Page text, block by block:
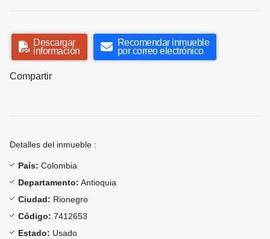
Descargar
información
Recomendar inmueble
por correo electrónico
Compartir
Detalles del inmueble :
País: Colombia
Departamento: Antioquia
Ciudad: Rionegro
Código: 7412653
Estado: Usado